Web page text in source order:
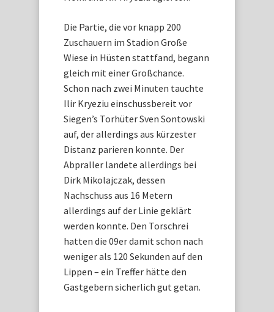
Die Partie, die vor knapp 200
Zuschauern im Stadion Große
Wiese in Hüsten stattfand, begann
gleich mit einer Großchance.
Schon nach zwei Minuten tauchte
Ilir Kryeziu einschussbereit vor
Siegen’s Torhüter Sven Sontowski
auf, der allerdings aus kürzester
Distanz parieren konnte. Der
Abpraller landete allerdings bei
Dirk Mikolajczak, dessen
Nachschuss aus 16 Metern
allerdings auf der Linie geklärt
werden konnte. Den Torschrei
hatten die 09er damit schon nach
weniger als 120 Sekunden auf den
Lippen – ein Treffer hätte den
Gastgebern sicherlich gut getan.